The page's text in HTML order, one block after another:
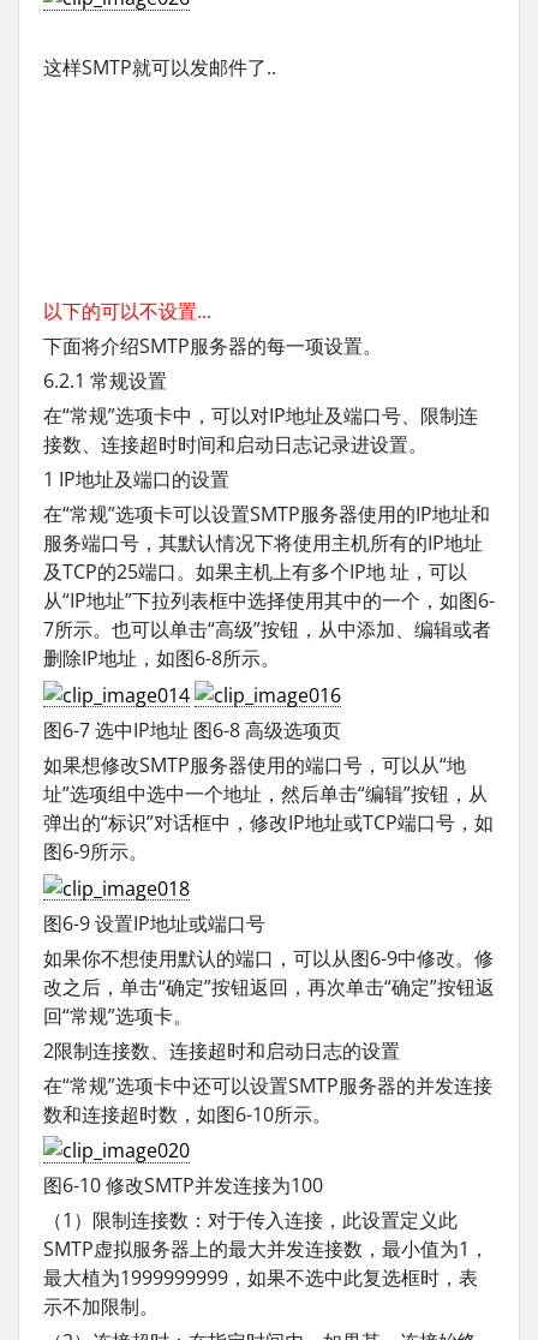
这样SMTP就可以发邮件了..
以下的可以不设置...
下面将介绍SMTP服务器的每一项设置。
6.2.1 常规设置
在“常规”选项卡中，可以对IP地址及端口号、限制连
接数、连接超时时间和启动日志记录进设置。
1 IP地址及端口的设置
在“常规”选项卡可以设置SMTP服务器使用的IP地址和
服务端口号，其默认情况下将使用主机所有的IP地址
及TCP的25端口。如果主机上有多个IP地 址，可以
从“IP地址”下拉列表框中选择使用其中的一个，如图6-
7所示。也可以单击“高级”按钮，从中添加、编辑或者
删除IP地址，如图6-8所示。
图6-7 选中IP地址 图6-8 高级选项页
如果想修改SMTP服务器使用的端口号，可以从“地
址”选项组中选中一个地址，然后单击“编辑”按钮，从
弹出的“标识”对话框中，修改IP地址或TCP端口号，如
图6-9所示。
图6-9 设置IP地址或端口号
如果你不想使用默认的端口，可以从图6-9中修改。修
改之后，单击“确定”按钮返回，再次单击“确定”按钮返
回“常规”选项卡。
2限制连接数、连接超时和启动日志的设置
在“常规”选项卡中还可以设置SMTP服务器的并发连接
数和连接超时数，如图6-10所示。
图6-10 修改SMTP并发连接为100
（1）限制连接数：对于传入连接，此设置定义此
SMTP虚拟服务器上的最大并发连接数，最小值为1，
最大植为1999999999，如果不选中此复选框时，表
示不加限制。